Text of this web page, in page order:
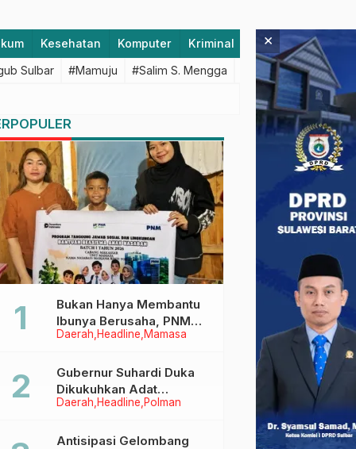
Kesehatan Komputer Kriminal Lifestyle
Sulbar #Mamuju #Salim S. Mengga #featured #Polda
Daerah Headline Mamasa
Bukan Hanya Membantu
Ibunya Berusaha, PNM
Juga Menjaga Mimpi
Menggapai Cita-Cita
Daerah Headline Polman
Gubernur Suhardi Duka
Dikukuhkan Adat
Balanipa, Raih Gelar Sulo
Antisipasi Gelombang
×